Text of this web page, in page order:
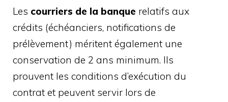
Les courriers de la banque relatifs aux
crédits (échéanciers, notifications de
prélèvement) méritent également une
conservation de 2 ans minimum. Ils
prouvent les conditions d’exécution du
contrat et peuvent servir lors de